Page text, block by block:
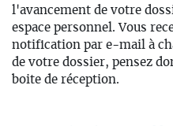
l'avancement de votre
espace personnel. Vous
notification par e-mail à
de votre dossier, pensez
boite de réception.